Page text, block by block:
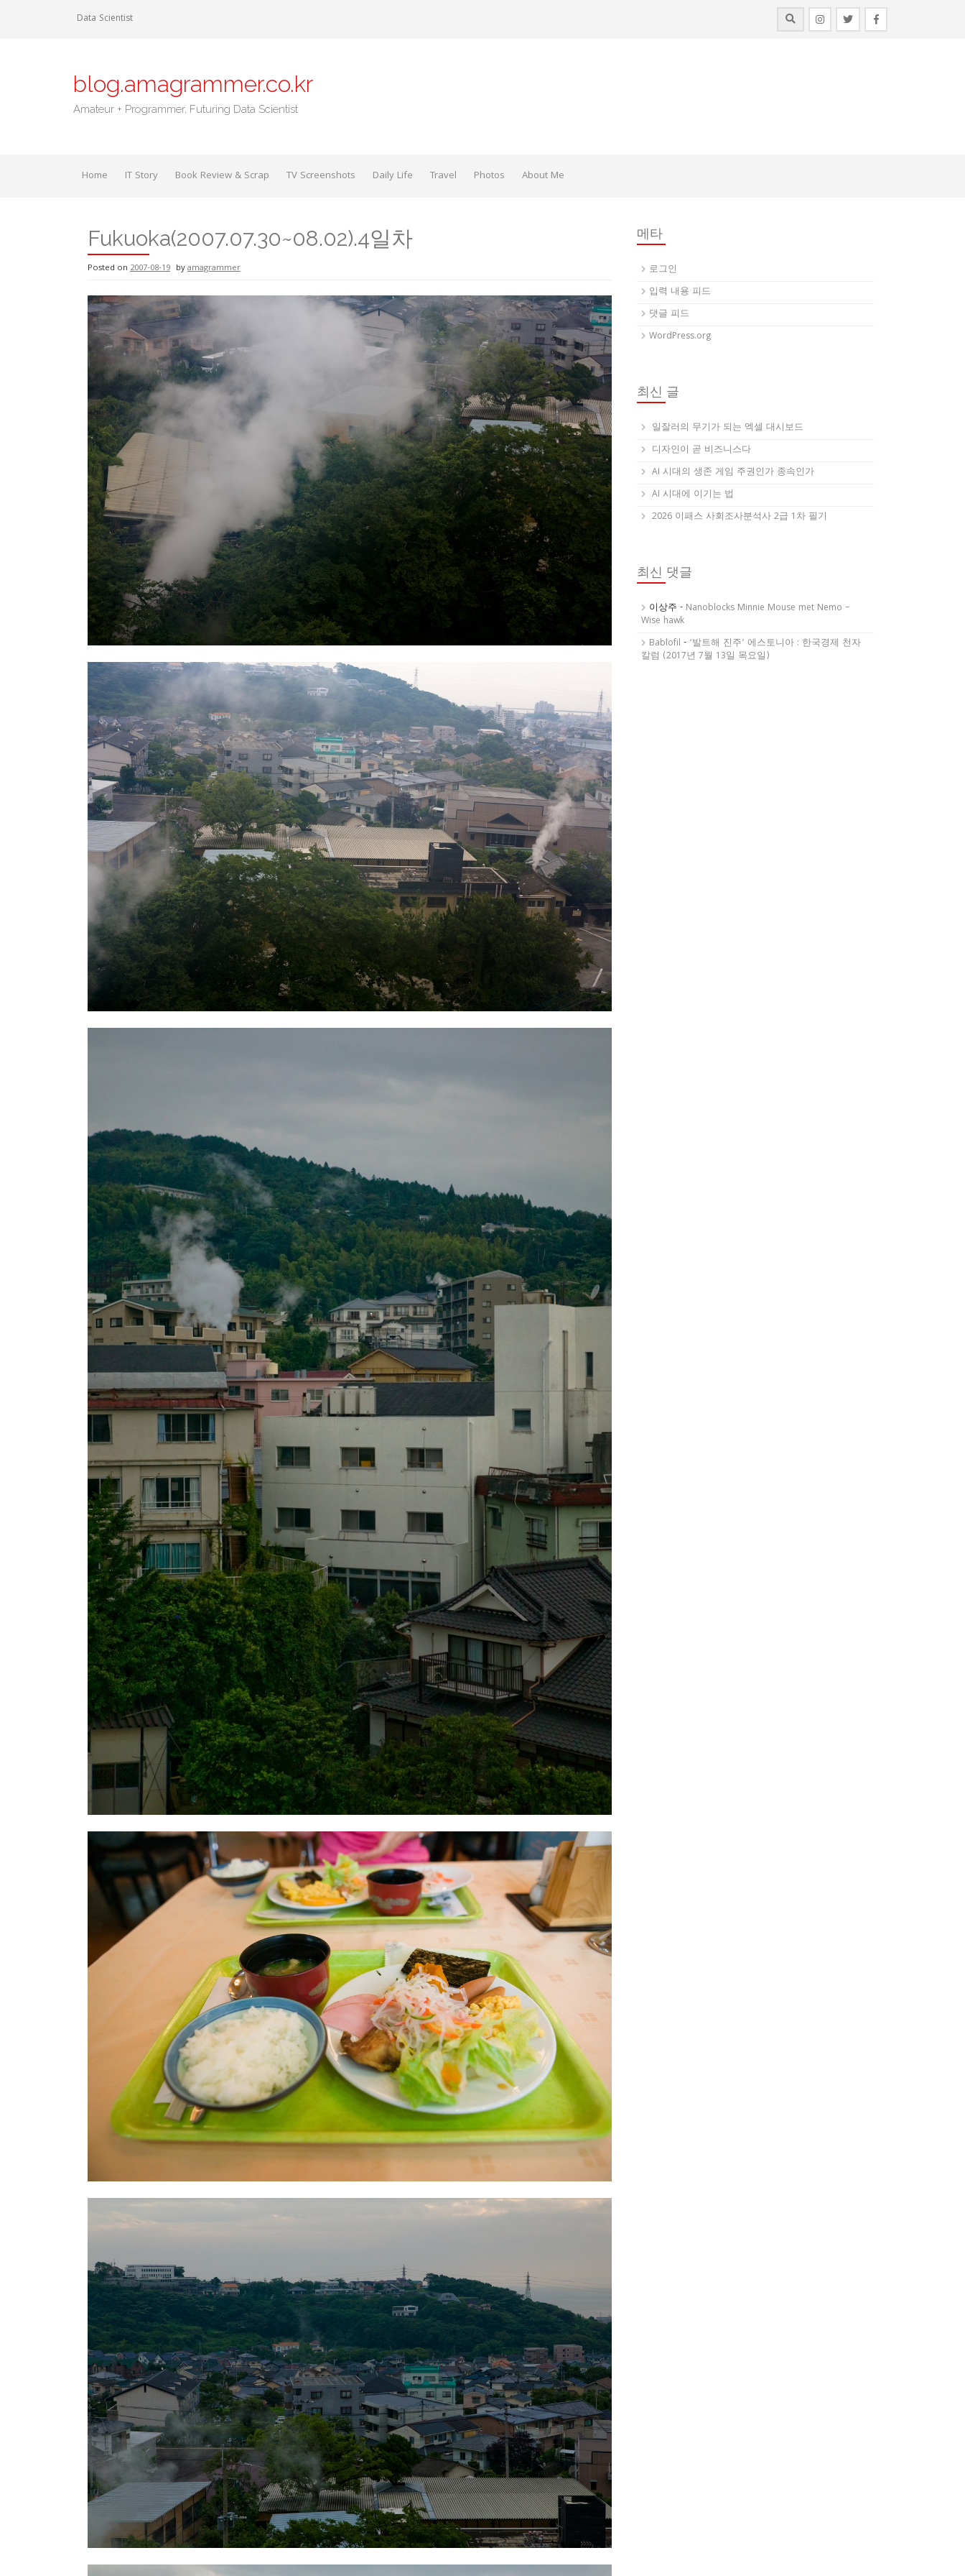
Data Scientist
blog.amagrammer.co.kr
Amateur + Programmer, Futuring Data Scientist
Home IT Story Book Review & Scrap TV Screenshots Daily Life Travel Photos About Me
Fukuoka(2007.07.30~08.02).4일차
Posted on 2007-08-19 byamagrammer
메타
로그인
입력 내용 피드
댓글 피드
WordPress.org
최신 글
일잘러의 무기가 되는 엑셀 대시보드
디자인이 곧 비즈니스다
AI 시대의 생존 게임 주권인가 종속인가
AI 시대에 이기는 법
2026 이패스 사회조사분석사 2급 1차 필기
최신 댓글
이상주 - Nanoblocks Minnie Mouse met Nemo –
Wise hawk
Bablofil - ‘발트해 진주’ 에스토니아 : 한국경제 천자
칼럼 (2017년 7월 13일 목요일)